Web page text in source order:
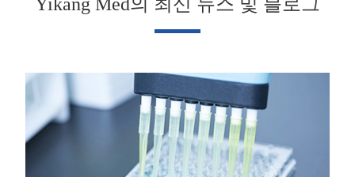
Yikang Med의 최신 뉴스 및 블로그